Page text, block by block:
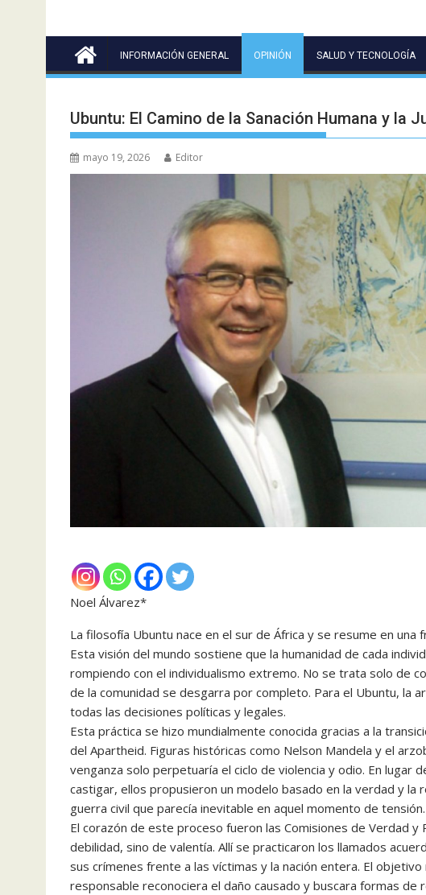
INFORMACIÓN GENERAL OPINIÓN SALUD Y TECNOLOGÍA
Ubuntu: El Camino de la Sanación Humana y la
mayo 19, 2026 Editor
Noel Álvarez*
La filosofía Ubuntu nace en el sur de África y se resume en
Esta visión del mundo sostiene que la humanidad de cada
rompiendo con el individualismo extremo. No se trata solo de
de la comunidad se desgarra por completo. Para el Ubuntu, la
todas las decisiones políticas y legales.
Esta práctica se hizo mundialmente conocida gracias a la
del Apartheid. Figuras históricas como Nelson Mandela y el
venganza solo perpetuaría el ciclo de violencia y odio. En lugar
castigar, ellos propusieron un modelo basado en la verdad y la
guerra civil que parecía inevitable en aquel momento de tensión.
El corazón de este proceso fueron las Comisiones de Verdad y
debilidad, sino de valentía. Allí se practicaron los llamados
sus crímenes frente a las víctimas y la nación entera. El
responsable reconociera el daño causado y buscara formas